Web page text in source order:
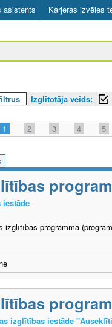
asistents Karjeras izvēles
Izglītotāja veids:
1 2 3 4 5
izglītības programma
izglītības iestāde